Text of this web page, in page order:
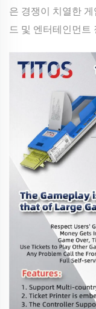
은 경쟁이 치열한
드 및 엔터테인먼트